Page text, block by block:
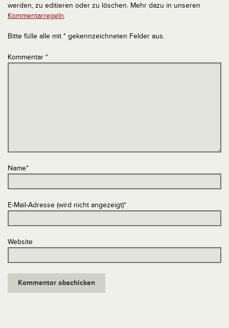
werden, zu editieren oder zu löschen. Mehr dazu in unseren
Kommentarregeln.
Bitte fülle alle mit * gekennzeichneten Felder aus.
Kommentar *
Name*
E-Mail-Adresse (wird nicht angezeigt)*
Website